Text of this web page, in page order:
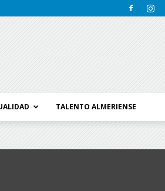
TALENTO ALMERIENSE